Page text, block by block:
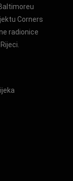
Corners
radionice